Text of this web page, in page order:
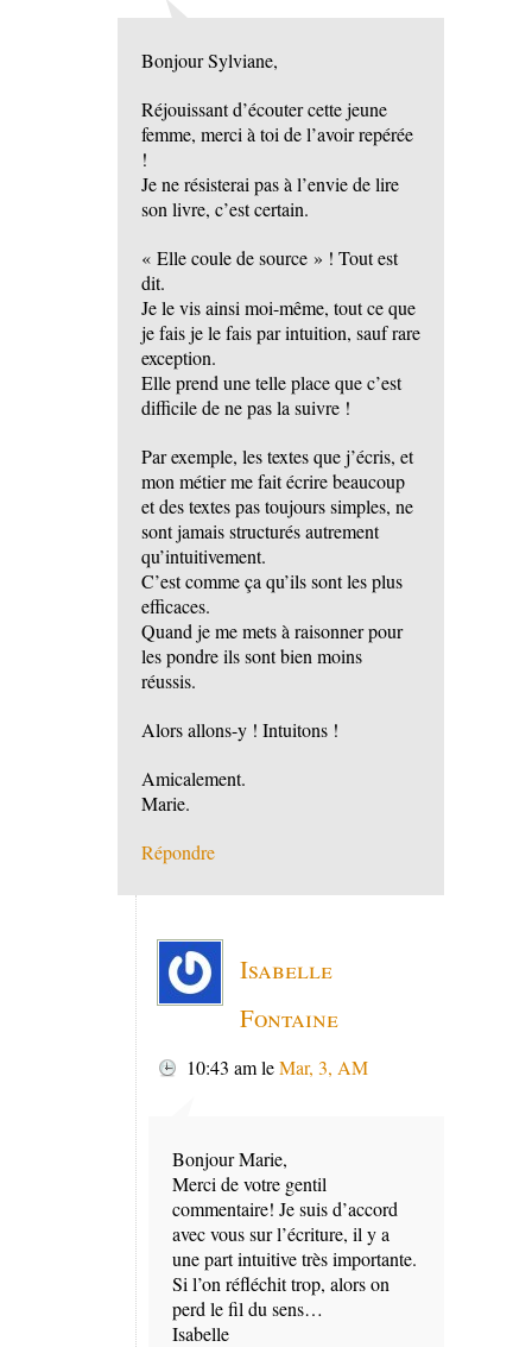
Bonjour Sylviane,
Réjouissant d’écouter cette jeune
femme, merci à toi de l’avoir repérée
!
Je ne résisterai pas à l’envie de lire
son livre, c’est certain.
« Elle coule de source » ! Tout est
dit.
Je le vis ainsi moi-même, tout ce que
je fais je le fais par intuition, sauf rare
exception.
Elle prend une telle place que c’est
difficile de ne pas la suivre !
Par exemple, les textes que j’écris, et
mon métier me fait écrire beaucoup
et des textes pas toujours simples, ne
sont jamais structurés autrement
qu’intuitivement.
C’est comme ça qu’ils sont les plus
efficaces.
Quand je me mets à raisonner pour
les pondre ils sont bien moins
réussis.
Alors allons-y ! Intuitons !
Amicalement.
Marie.
Répondre
Isabelle
Fontaine
10:43 amleMar, 3, AM
Bonjour Marie,
Merci de votre gentil
commentaire! Je suis d’accord
avec vous sur l’écriture, il y a
une part intuitive très importante.
Si l’on réfléchit trop, alors on
perd le fil du sens…
Isabelle